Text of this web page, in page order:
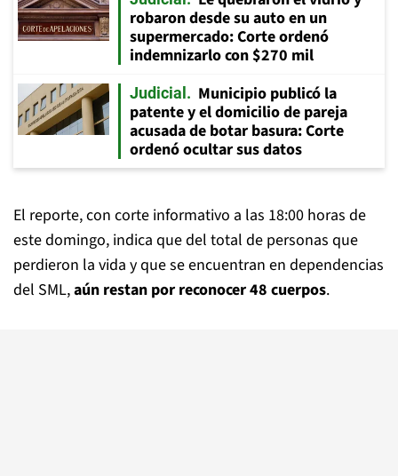
robaron desde su auto en un
supermercado: Corte ordenó
indemnizarlo con $270 mil
Judicial
Municipio publicó la
patente y el domicilio de pareja
acusada de botar basura: Corte
ordenó ocultar sus datos
El reporte, con corte informativo a las 18:00 horas de
este domingo, indica que del total de personas que
perdieron la vida y que se encuentran en dependencias
del SML,aún restan por reconocer 48 cuerpos.